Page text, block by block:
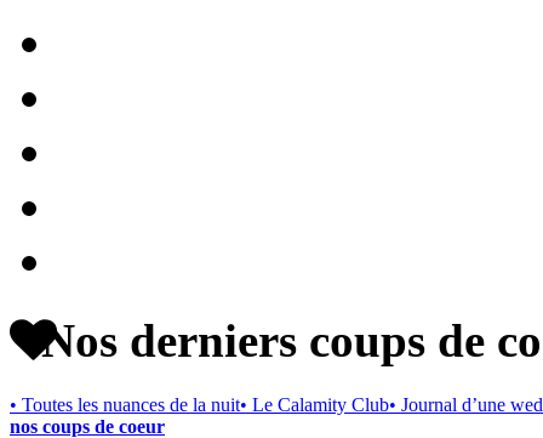
Nos derniers coups de
• Toutes les nuances de la nuit• Le Calamity Club• Journal d’une
nos coups de coeur